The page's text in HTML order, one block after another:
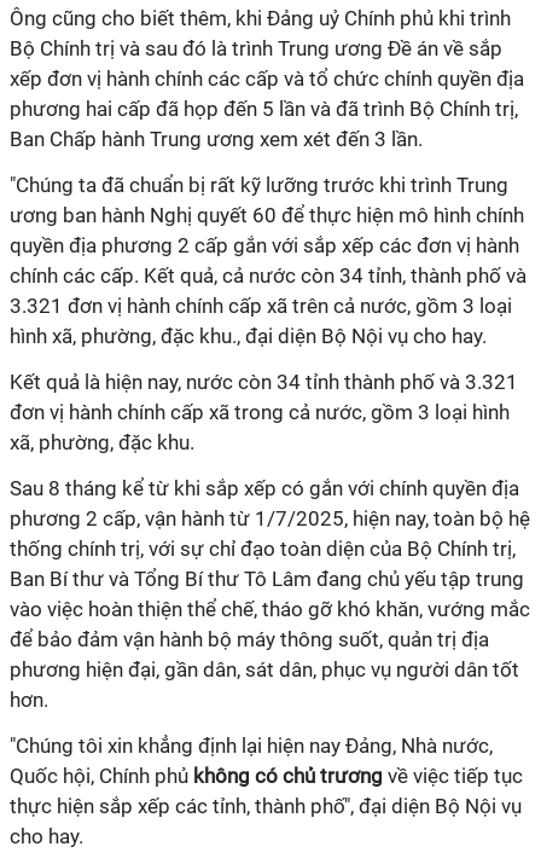
Ông cũng cho biết thêm, khi Đảng uỷ Chính phủ khi trình
Bộ Chính trị và sau đó là trình Trung ương Đề án về sắp
xếp đơn vị hành chính các cấp và tổ chức chính quyền địa
phương hai cấp đã họp đến 5 lần và đã trình Bộ Chính trị,
Ban Chấp hành Trung ương xem xét đến 3 lần.
"Chúng ta đã chuẩn bị rất kỹ lưỡng trước khi trình Trung
ương ban hành Nghị quyết 60 để thực hiện mô hình chính
quyền địa phương 2 cấp gắn với sắp xếp các đơn vị hành
chính các cấp. Kết quả, cả nước còn 34 tỉnh, thành phố và
3.321 đơn vị hành chính cấp xã trên cả nước, gồm 3 loại
hình xã, phường, đặc khu., đại diện Bộ Nội vụ cho hay.
Kết quả là hiện nay, nước còn 34 tỉnh thành phố và 3.321
đơn vị hành chính cấp xã trong cả nước, gồm 3 loại hình
xã, phường, đặc khu.
Sau 8 tháng kể từ khi sắp xếp có gắn với chính quyền địa
phương 2 cấp, vận hành từ 1/7/2025, hiện nay, toàn bộ hệ
thống chính trị, với sự chỉ đạo toàn diện của Bộ Chính trị,
Ban Bí thư và Tổng Bí thư Tô Lâm đang chủ yếu tập trung
vào việc hoàn thiện thể chế, tháo gỡ khó khăn, vướng mắc
để bảo đảm vận hành bộ máy thông suốt, quản trị địa
phương hiện đại, gần dân, sát dân, phục vụ người dân tốt
hơn.
"Chúng tôi xin khẳng định lại hiện nay Đảng, Nhà nước,
Quốc hội, Chính phủ không có chủ trương về việc tiếp tục
thực hiện sắp xếp các tỉnh, thành phố", đại diện Bộ Nội vụ
cho hay.